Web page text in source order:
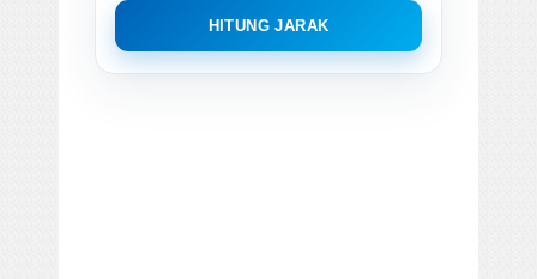
HITUNG JARAK